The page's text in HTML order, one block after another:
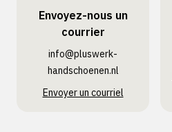
Envoyez-nous un
courrier
info@pluswerk­
handschoenen.nl
Envoyer un courriel